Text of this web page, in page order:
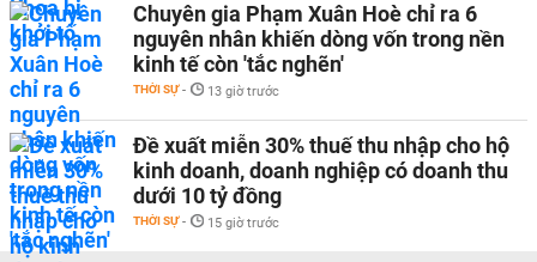
Chuyên gia Phạm Xuân Hoè chỉ ra 6
nguyên nhân khiến dòng vốn trong nền
kinh tế còn 'tắc nghẽn'
THỜI SỰ - 13 giờ trước
Đề xuất miễn 30% thuế thu nhập cho hộ
kinh doanh, doanh nghiệp có doanh thu
dưới 10 tỷ đồng
THỜI SỰ - 15 giờ trước